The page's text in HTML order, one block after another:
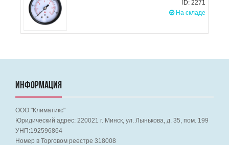
ID: 2271
На складе
ИНФОРМАЦИЯ
ООО "Климатикс"
Юридический адрес: 220021 г. Минск, ул. Лынькова, д. 35, пом. 199
УНП:192596864
Номер в Торговом реестре 318008